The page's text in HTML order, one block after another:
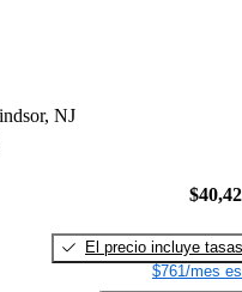
NJ
El precio incluye tasas
$761/mes